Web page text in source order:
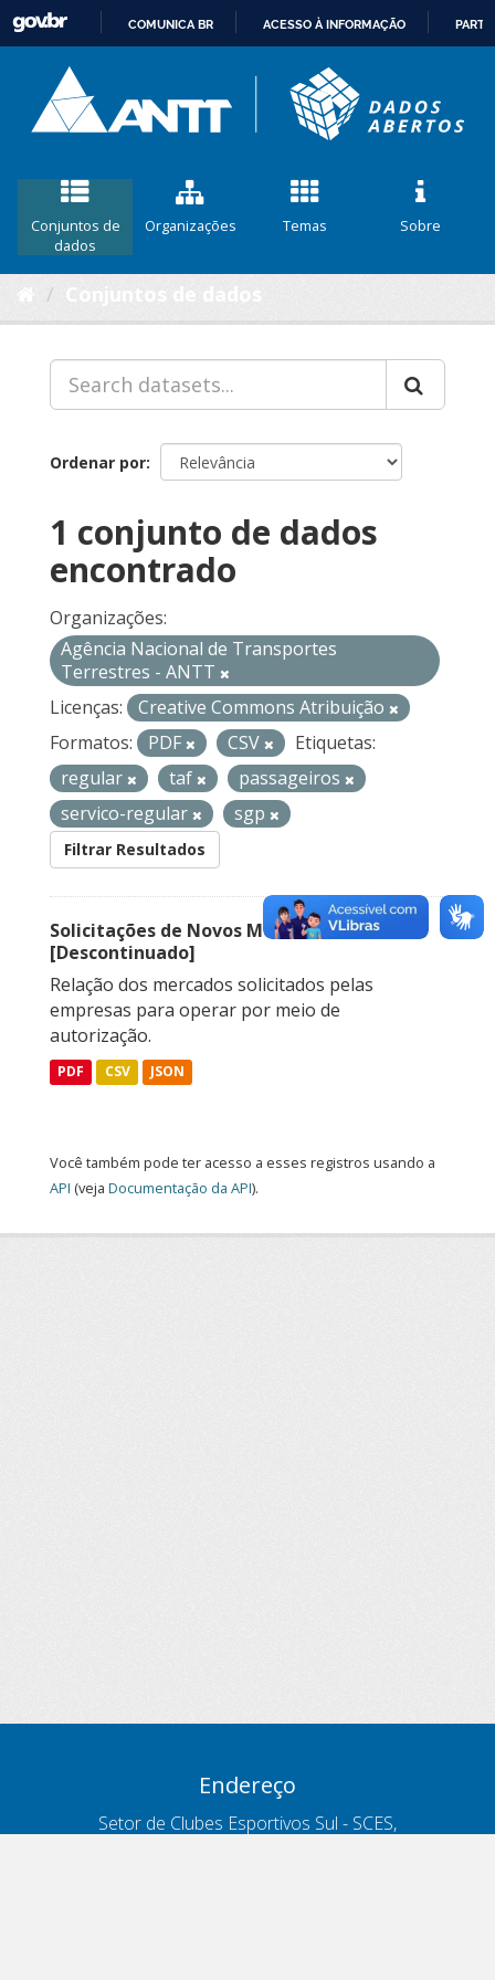
CONTEÚDO
COMUNICA BR ACESSO À INFORMAÇÃO
Conjuntos de
dados
Organizações Temas Sobre
Ordenar por
1 conjunto de dados
encontrado
Organizações:
Agência Nacional de Transportes
Terrestres - ANTT
Licenças:
Creative Commons Atribuição
Formatos:
PDF CSV
Etiquetas:
regular
taf
passageiros
servico-regular
sgp
Filtrar Resultados
Solicitações de Novos Mercados
[Descontinuado]
Relação dos mercados solicitados pelas
empresas para operar por meio de
autorização.
PDF CSV JSON
Você também pode ter acesso a esses registros usando a
API (veja Documentação da API).
Endereço
Setor de Clubes Esportivos Sul - SCES,